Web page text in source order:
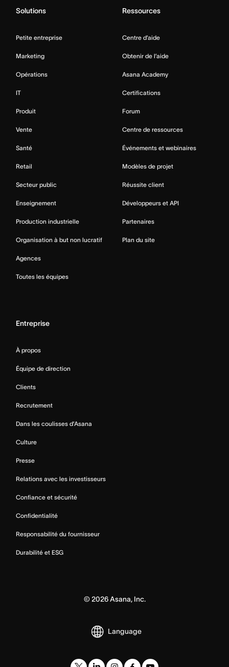
Solutions
Petite entreprise
Marketing
Opérations
IT
Produit
Vente
Santé
Retail
Secteur public
Enseignement
Production industrielle
Organisation à but non lucratif
Agences
Toutes les équipes
Ressources
Centre d’aide
Obtenir de l’aide
Asana Academy
Certifications
Forum
Centre de ressources
Événements et webinaires
Modèles de projet
Réussite client
Développeurs et API
Partenaires
Plan du site
Entreprise
À propos
Équipe de direction
Clients
Recrutement
Dans les coulisses d’Asana
Culture
Presse
Relations avec les investisseurs
Confiance et sécurité
Confidentialité
Responsabilité du fournisseur
Durabilité et ESG
©2026Asana, Inc.
Language